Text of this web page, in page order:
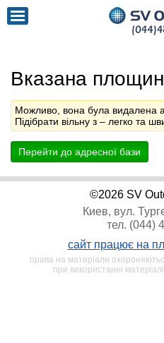
Вказана
Можливо, вона була видалена
Підібрати вільну з – легко та
Перейти до адресної бази
©2026 SV
Киев, вул.
тел. (044)
сайт працює на
права на матеріали
при використанні